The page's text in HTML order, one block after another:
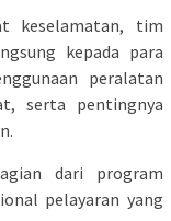
keselamatan, tim
kepada para
peralatan
serta pentingnya
dari program
pelayaran yang